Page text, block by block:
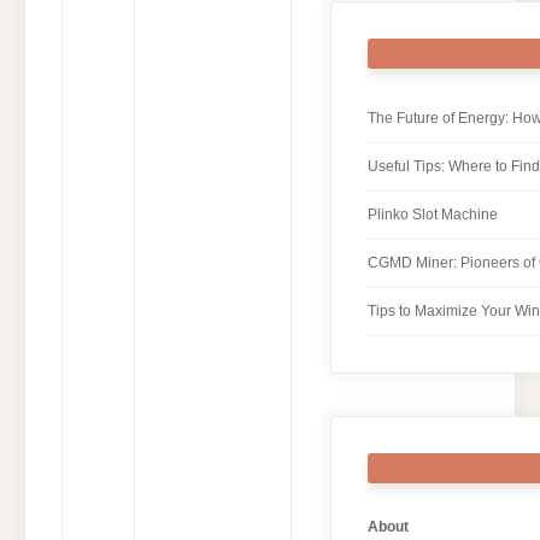
The Future of Energy:
Useful Tips: Where to
Plinko Slot Machine
CGMD Miner: Pioneers
Tips to Maximize Your
About